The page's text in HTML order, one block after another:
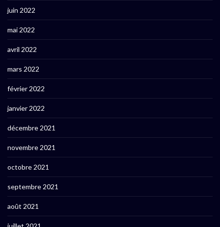
juin 2022
mai 2022
avril 2022
mars 2022
février 2022
janvier 2022
décembre 2021
novembre 2021
octobre 2021
septembre 2021
août 2021